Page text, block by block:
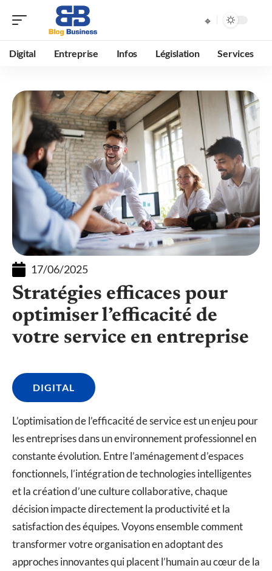
Digital Entreprise Infos Législation Services
17/06/2025
Stratégies efficaces pour
optimiser l’efficacité de
votre service en entreprise
DIGITAL
L’optimisation de l’efficacité de service est un enjeu pour
les entreprises dans un environnement professionnel en
constante évolution. Entre l’aménagement d’espaces
fonctionnels, l’intégration de technologies intelligentes
et la création d’une culture collaborative, chaque
décision impacte directement la productivité et la
satisfaction des équipes. Voyons ensemble comment
transformer votre organisation en adoptant des
approches innovantes qui placent l’humain au cœur de la